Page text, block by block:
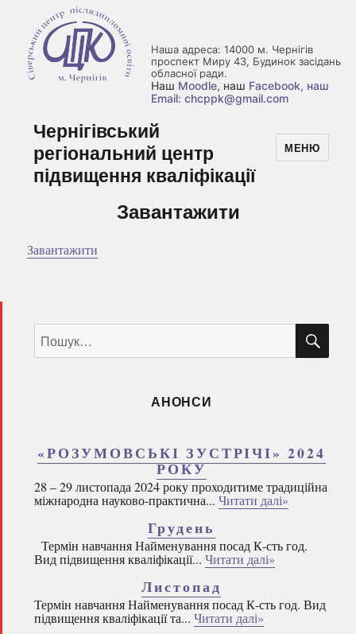
Наша адреса: 14000 м. Чернігів
проспект Миру 43, Будинок засідань
обласної ради.
Наш Moodle, наш Facebook, наш
Email: chcppk@gmail.com
Чернігівський
регіональний центр
підвищення кваліфікації
МЕНЮ
Завантажити
Завантажити
за
запитом:
АНОНСИ
«РОЗУМОВСЬКІ ЗУСТРІЧІ» 2024
РОКУ
28 – 29 листопада 2024 року проходитиме традиційна
міжнародна науково-практична... Читати далі»
Грудень
Термін навчання Найменування посад К-сть год.
Вид підвищення кваліфікації... Читати далі»
Листопад
Термін навчання Найменування посад К-сть год. Вид
підвищення кваліфікації та... Читати далі»